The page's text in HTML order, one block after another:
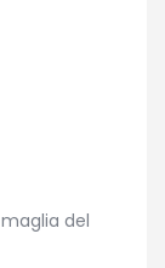
del